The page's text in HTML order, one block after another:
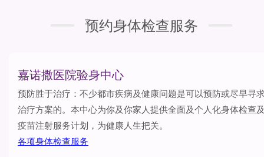
预约身体检查服务
嘉诺撒医院验身中心
预防胜于治疗：不少都市疾病及健康问题是可以预防或尽早寻
治疗方案的。本中心为你及你家人提供全面及个人化身体检查
疫苗注射服务计划，为健康人生把关。
各项身体检查服务